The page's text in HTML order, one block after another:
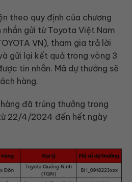
theo quy định của chương
nhắn gửi từ Toyota Việt Nam
VN), tham gia trả lời
gửi lại kết quả trong vòng 3
tin nhắn. Mã dự thưởng sẽ
hàng.
đã trúng thưởng trong
22/4/2024 đến hết ngày